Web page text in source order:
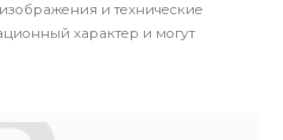
и технические
характер и могут